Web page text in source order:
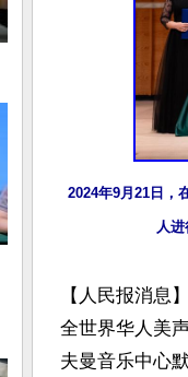
2024年9月21日，
人
【人民报消息
全世界华人美
夫曼音乐中心